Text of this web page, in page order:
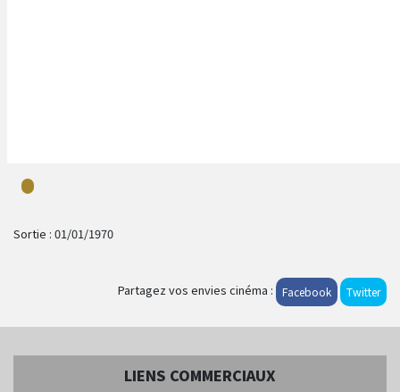
Sortie : 01/01/1970
Partagez vos envies cinéma : Facebook Twitter
LIENS COMMERCIAUX